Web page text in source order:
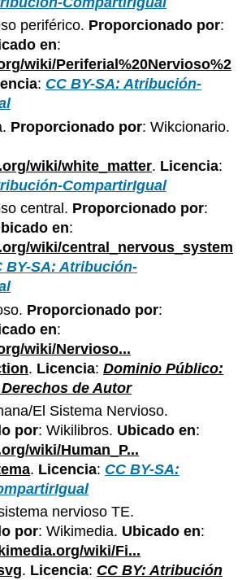
periférico. Proporcionado por:
en:
wiki/Periferial%20Nervioso%2
: CC BY-SA: Atribución-
Proporcionado por: Wikcionario.
wiki/white_matter. Licencia:
CompartirIgual
central. Proporcionado por:
en:
wiki/central_nervous_system
BY-SA: Atribución-
Proporcionado por:
en:
wiki/Nervioso...
. Licencia:Dominio Público:
de Autor
El Sistema Nervioso.
por: Wikilibros. Ubicado en:
wiki/Human_P...
. Licencia: CC BY-SA:
nervioso TE.
por: Wikimedia. Ubicado en:
wiki/Fi...
. Licencia: CC BY: Atribución